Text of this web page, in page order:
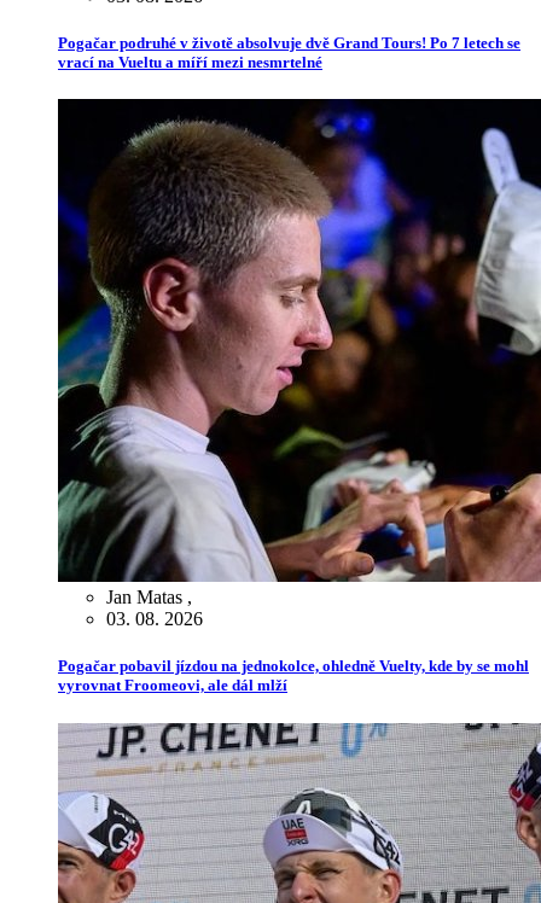
Pogačar podruhé v životě absolvuje dvě Grand Tours! Po 7 letech se
vrací na Vueltu a míří mezi nesmrtelné
Jan Matas ,
03. 08. 2026
Pogačar pobavil jízdou na jednokolce, ohledně Vuelty, kde by se mohl
vyrovnat Froomeovi, ale dál mlží